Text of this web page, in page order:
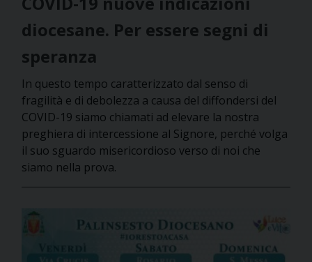
diocesane. Per essere segni di
speranza
In questo tempo caratterizzato dal senso di
fragilità e di debolezza a causa del diffondersi del
COVID-19 siamo chiamati ad elevare la nostra
preghiera di intercessione al Signore, perché volga
il suo sguardo misericordioso verso di noi che
siamo nella prova.